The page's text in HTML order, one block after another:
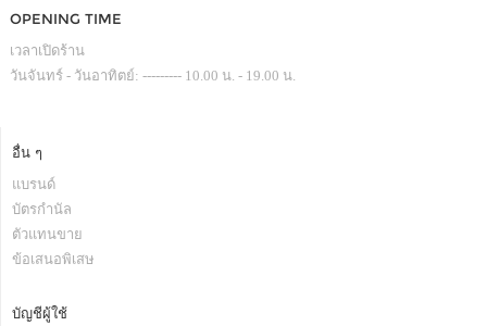
OPENING TIME
เวลาเปิดร้าน
วันจันทร์ - วันอาทิตย์: --------- 10.00 น. - 19.00 น.
อื่น ๆ
แบรนด์
บัตรกำนัล
ตัวแทนขาย
ข้อเสนอพิเสษ
บัญชีผู้ใช้